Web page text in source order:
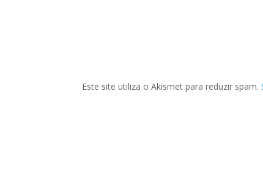
Este site utiliza o Akismet para reduzir spam.